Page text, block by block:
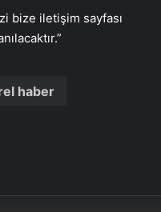
bize iletişim sayfası
haber
zihinsel engelliydi… Tüfekle
başladı!
Üreticilerin Seralarına Ziyaret